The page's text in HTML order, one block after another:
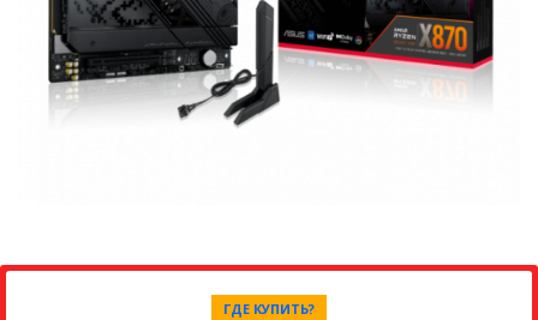
ГДЕ КУПИТЬ?